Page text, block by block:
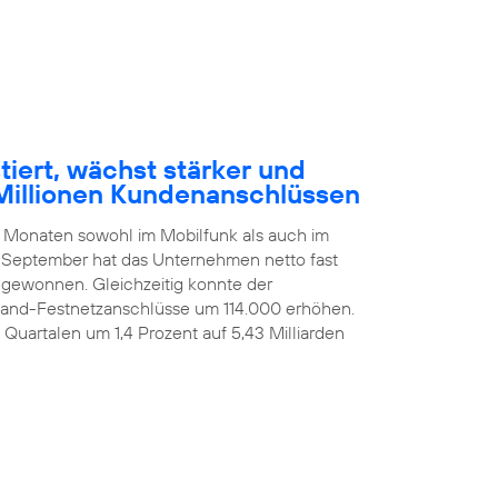
wächst stärker und
Kundenanschlüssen
sowohl im Mobilfunk als auch im
hat das Unternehmen netto fast
Gleichzeitig konnte der
Festnetzanschlüsse um 114.000 erhöhen.
um 1,4 Prozent auf 5,43 Milliarden